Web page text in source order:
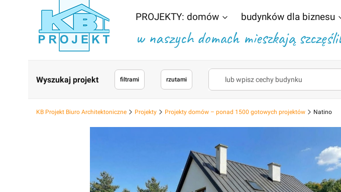
PROJEKTY: domów budynków dla biznesu
w naszych domach mieszkają
Wyszukaj projekt filtrami rzutami
KB Projekt Biuro Architektoniczne Projekty Projekty domów – ponad 1500 gotowych projektów Natino